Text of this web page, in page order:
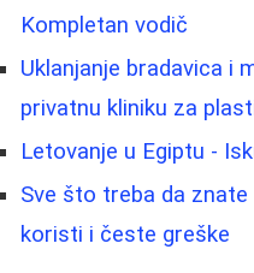
Kompletan vodič
Uklanjanje bradavica i
privatnu kliniku za
Letovanje u Egiptu -
Sve što treba da
koristi i česte greške